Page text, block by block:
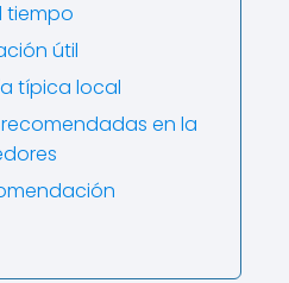
tiempo
útil
típica local
en la